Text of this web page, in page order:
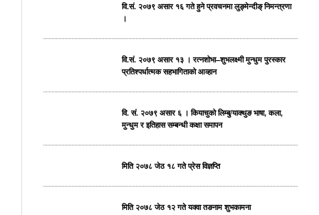
वि.सं. २०७९ असार १६ गते हुने प्रवचनमा लुङ्मेन्दीङ् निमन्त्रणा
।
वि.सं. २०७९ असार १३ । रत्नशोभा–शुभलक्ष्मी मुन्धुम पुरस्कार
प्रतिश्पर्धात्मक सहभागिताको आव्हान
वि. सं. २०७९ असार ६ । कियाचुको लिम्बु/याक्थुङ भाषा, कला,
मुन्धुम र इतिहास सम्बन्धी कक्षा समापन
मिति २०७८ जेठ १८ गते प्रेस विज्ञप्ति
मिति २०७८ जेठ १२ गते यक्वा तङनाम शुभकामना